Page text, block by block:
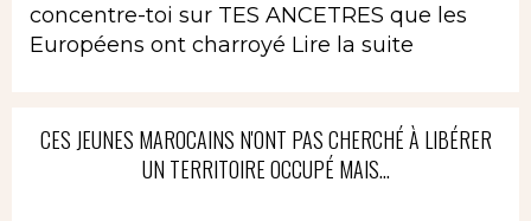
concentre-toi sur TES ANCETRES que les
Européens ont charroyé Lire la suite
CES JEUNES MAROCAINS N'ONT PAS CHERCHÉ À LIBÉRER
UN TERRITOIRE OCCUPÉ MAIS...